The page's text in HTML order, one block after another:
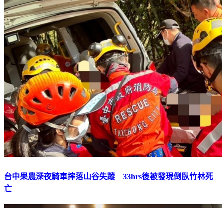
台中果農深夜騎車摔落山谷失蹤 33hrs後被發現倒臥竹林死
亡